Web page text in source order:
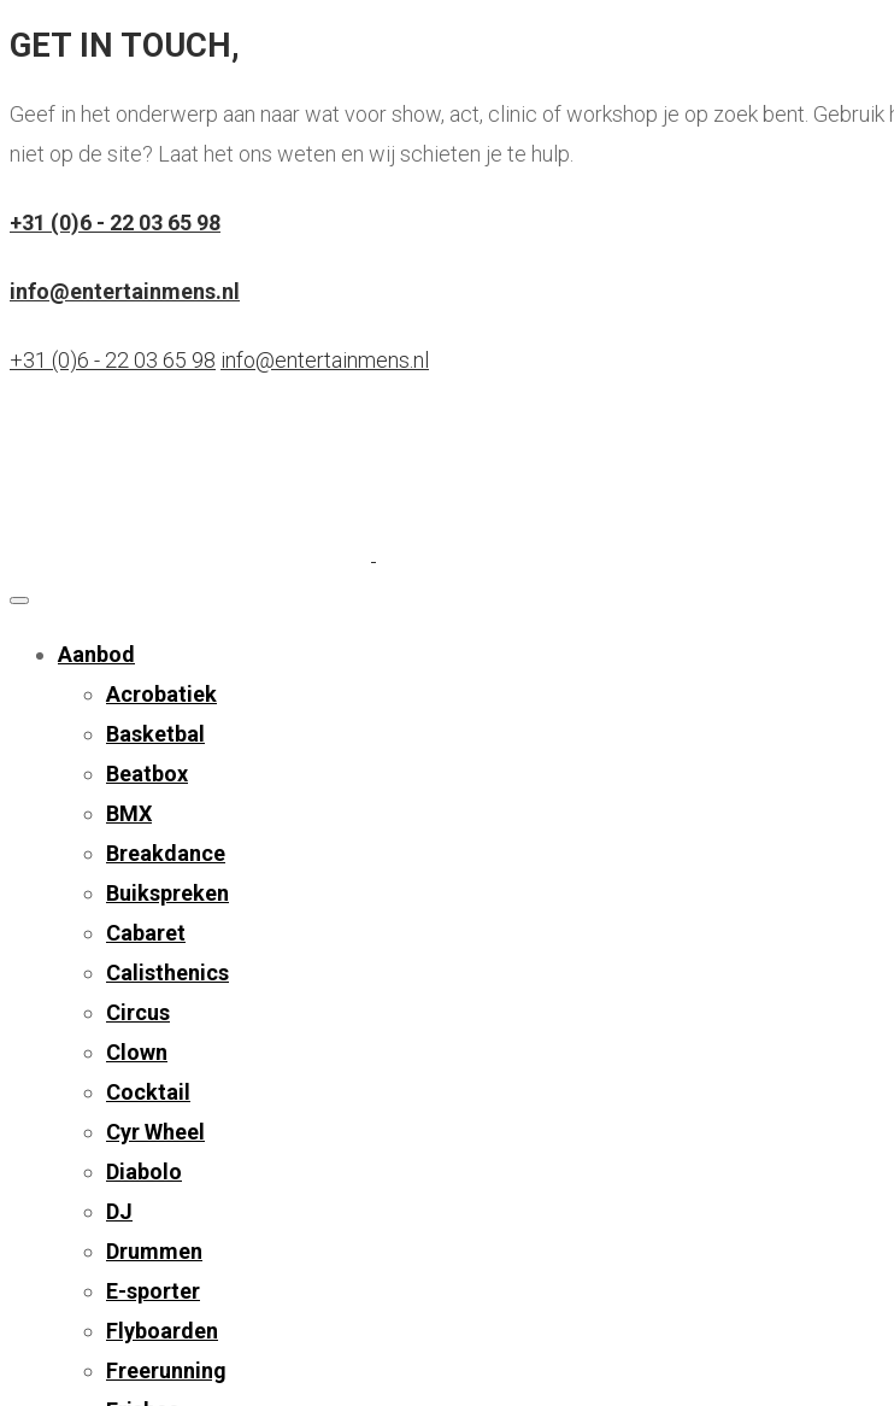
GET IN TOUCH,
Geef in het onderwerp aan naar wat voor show, act, clinic of workshop je op zoek bent.
niet op de site? Laat het ons weten en wij schieten je te hulp.
+31 (0)6 - 22 03 65 98
info@entertainmens.nl
+31 (0)6 - 22 03 65 98 info@entertainmens.nl
Aanbod
Acrobatiek
Basketbal
Beatbox
BMX
Breakdance
Buikspreken
Cabaret
Calisthenics
Circus
Clown
Cocktail
Cyr Wheel
Diabolo
DJ
Drummen
E-sporter
Flyboarden
Freerunning